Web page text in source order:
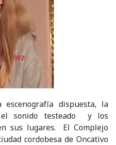
dispuesta, la
el sonido testeado y los
sus lugares. El Complejo
cordobesa de Oncativo